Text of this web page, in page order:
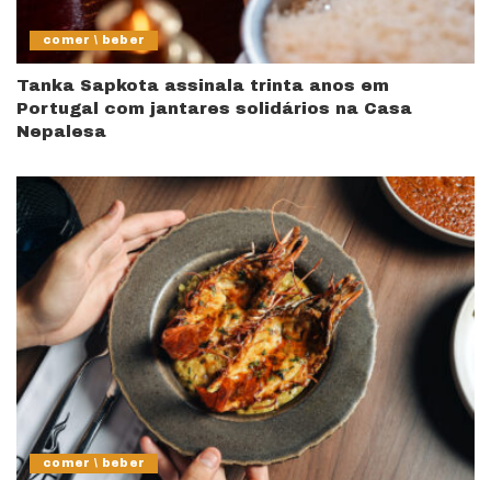
comer \ beber
Tanka Sapkota assinala trinta anos em
Portugal com jantares solidários na Casa
Nepalesa
comer \ beber